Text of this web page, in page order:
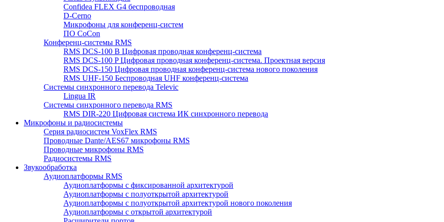
Confidea FLEX G4 беспроводная
D-Cerno
Микрофоны для конференц-систем
ПО CoCon
Конференц-системы RMS
RMS DCS-100 B Цифровая проводная конференц-система
RMS DCS-100 P Цифровая проводная конференц-система. Проектная версия
RMS DCS-150 Цифровая проводная конференц-система нового поколения
RMS UHF-150 Беспроводная UHF конференц-система
Системы синхронного перевода Televic
Lingua IR
Системы синхронного перевода RMS
RMS DIR-220 Цифровая система ИК синхронного перевода
Микрофоны и радиосистемы
Серия радиосистем VoxFlex RMS
Проводные Dante/AES67 микрофоны RMS
Проводные микрофоны RMS
Радиосистемы RMS
Звукообработка
Аудиоплатформы RMS
Аудиоплатформы с фиксированной архитектурой
Аудиоплатформы с полуоткрытой архитектурой
Аудиоплатформы с полуоткрытой архитектурой нового поколения
Аудиоплатформы с открытой архитектурой